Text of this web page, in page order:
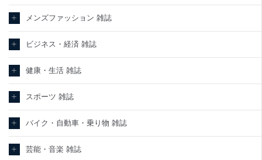
メンズファッション 雑誌
ビジネス・経済 雑誌
健康・生活 雑誌
スポーツ 雑誌
バイク・自動車・乗り物 雑誌
芸能・音楽 雑誌